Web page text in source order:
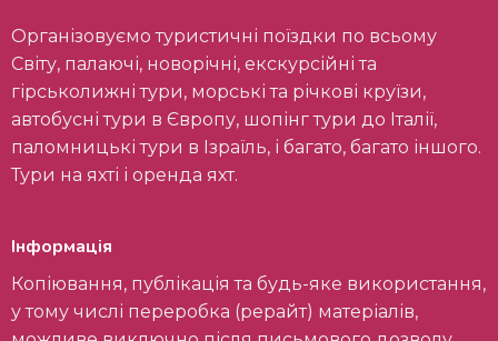
Організовуємо туристичні поїздки по всьому
Світу, палаючі, новорічні, екскурсійні та
гірськолижні тури, морські та річкові круїзи,
автобусні тури в Європу, шопінг тури до Італії,
паломницькі тури в Ізраїль, і багато, багато іншого.
Тури на яхті і оренда яхт.
Інформація
Копіювання, публікація та будь-яке використання,
у тому числі переробка (рерайт) матеріалів,